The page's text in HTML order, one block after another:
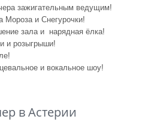
зажигательным ведущим!
Мороза и Снегурочки!
зала и нарядная ёлка!
и розыгрыши!
и вокальное шоу!
в Астерии